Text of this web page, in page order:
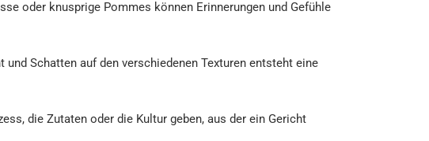
oder knusprige Pommes können Erinnerungen und Gefühle
Schatten auf den verschiedenen Texturen entsteht eine
die Zutaten oder die Kultur geben, aus der ein Gericht